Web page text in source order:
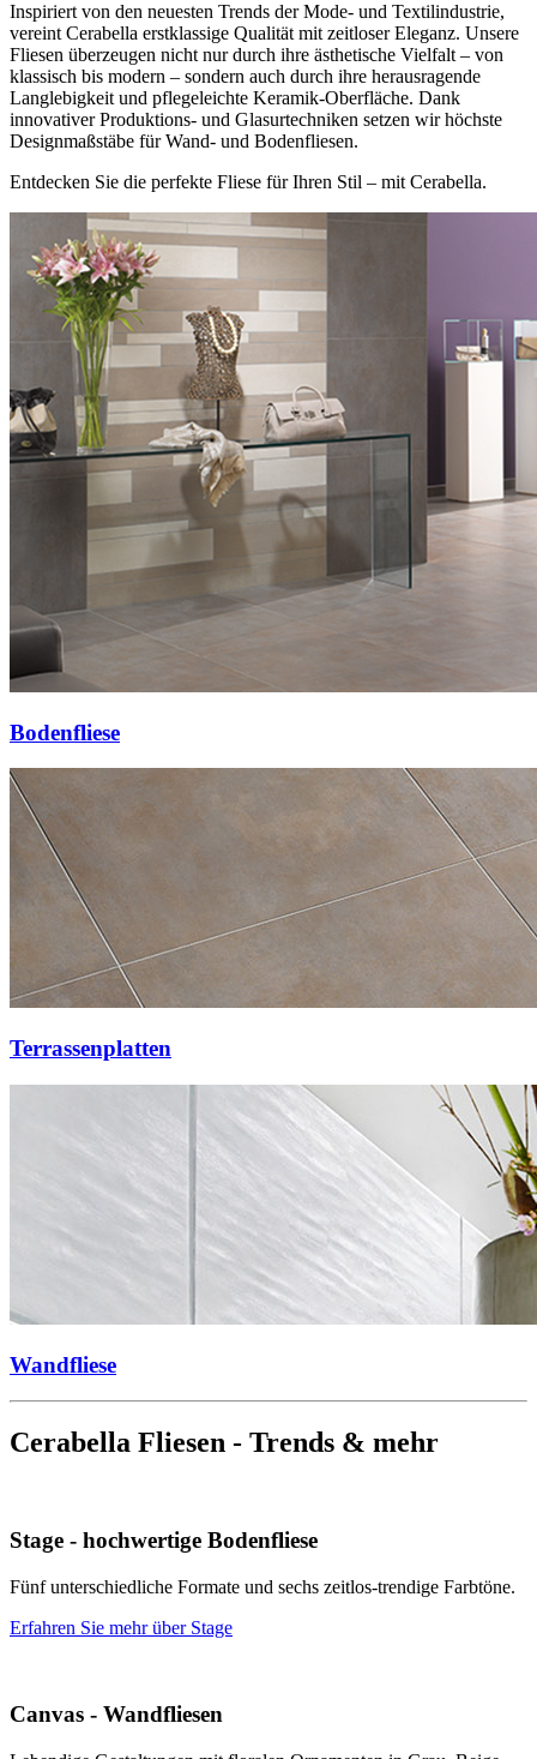
Inspiriert von den neuesten Trends der Mode- und Textilindustrie,
vereint Cerabella erstklassige Qualität mit zeitloser Eleganz. Unsere
Fliesen überzeugen nicht nur durch ihre ästhetische Vielfalt – von
klassisch bis modern – sondern auch durch ihre herausragende
Langlebigkeit und pflegeleichte Keramik-Oberfläche. Dank
innovativer Produktions- und Glasurtechniken setzen wir höchste
Designmaßstäbe für Wand- und Bodenfliesen.
Entdecken Sie die perfekte Fliese für Ihren Stil – mit Cerabella.
Bodenfliese
Terrassenplatten
Wandfliese
Cerabella Fliesen - Trends & mehr
Stage - hochwertige Bodenfliese
Fünf unterschiedliche Formate und sechs zeitlos-trendige Farbtöne.
Erfahren Sie mehr über Stage
Canvas - Wandfliesen